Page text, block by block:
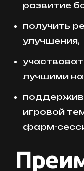
развитие
получить
улучшения,
лучшими
игровой
фарм-